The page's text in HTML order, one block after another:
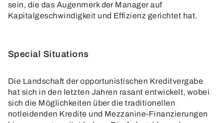
sein, die das Augenmerk der Manager auf
Kapitalgeschwindigkeit und Effizienz gerichtet hat.
Special Situations
Die Landschaft der opportunistischen Kreditvergabe
hat sich in den letzten Jahren rasant entwickelt, wobei
sich die Möglichkeiten über die traditionellen
notleidenden Kredite und Mezzanine-Finanzierungen